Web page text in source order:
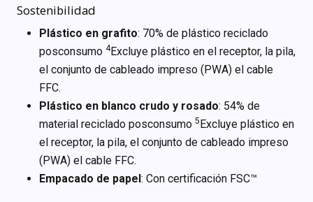
Sostenibilidad
Plástico en grafito: 70% de plástico reciclado
posconsumo 4Excluye plástico en el receptor, la pila,
el conjunto de cableado impreso (PWA) el cable
FFC.
Plástico en blanco crudo y rosado: 54% de
material reciclado posconsumo 5Excluye plástico en
el receptor, la pila, el conjunto de cableado impreso
(PWA) el cable FFC.
Empacado de papel: Con certificación FSC™